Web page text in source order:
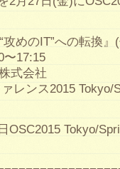
攻めのIT”への転換』
〜17:15
式会社
レンス2015 Tokyo/
OSC2015 Tokyo/